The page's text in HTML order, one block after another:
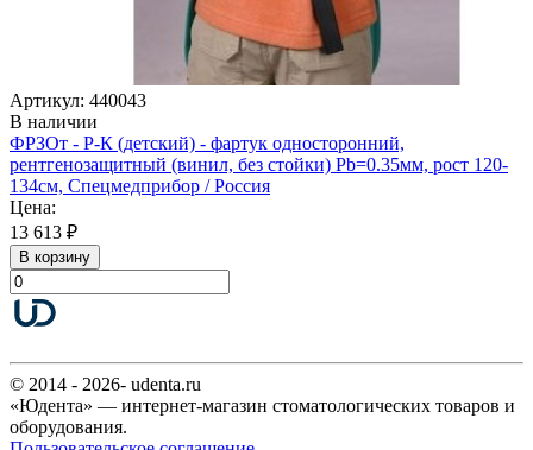
Артикул: 440043
В наличии
ФРЗОт - Р-К (детский) - фартук односторонний,
рентгенозащитный (винил, без стойки) Pb=0.35мм, рост 120-
134см, Спецмедприбор / Россия
Цена:
13 613 ₽
В корзину
© 2014 - 2026- udenta.ru
«Юдента» — интернет-магазин стоматологических товаров и
оборудования.